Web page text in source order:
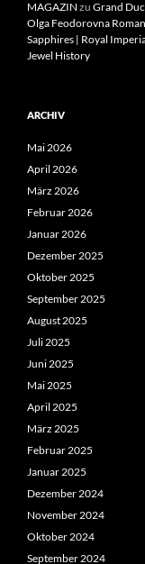
MAGAZIN zu Grand
Olga Feodorovna
Sapphires | Royal
Jewel History
ARCHIV
Mai 2026
April 2026
März 2026
Februar 2026
Januar 2026
Dezember 2025
Oktober 2025
September 2025
August 2025
Juli 2025
Juni 2025
Mai 2025
April 2025
März 2025
Februar 2025
Januar 2025
Dezember 2024
November 2024
Oktober 2024
September 2024